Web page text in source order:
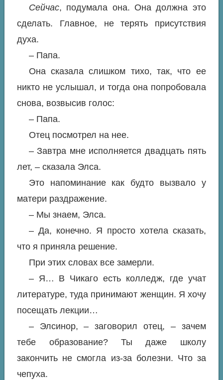
Сейчас, подумала она. Она должна это
сделать. Главное, не терять присутствия
духа.
– Папа.
Она сказала слишком тихо, так, что ее
никто не услышал, и тогда она попробовала
снова, возвысив голос:
– Папа.
Отец посмотрел на нее.
– Завтра мне исполняется двадцать пять
лет, – сказала Элса.
Это напоминание как будто вызвало у
матери раздражение.
– Мы знаем, Элса.
– Да, конечно. Я просто хотела сказать,
что я приняла решение.
При этих словах все замерли.
– Я… В Чикаго есть колледж, где учат
литературе, туда принимают женщин. Я хочу
посещать лекции…
– Элсинор, – заговорил отец, – зачем
тебе образование? Ты даже школу
закончить не смогла из-за болезни. Что за
чепуха.